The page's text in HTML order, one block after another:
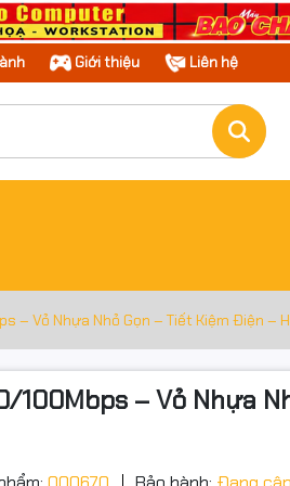
Giới thiệu Liên hệ
– Vỏ Nhựa Nhỏ Gọn – Tiết Kiệm Điện –
100Mbps – Vỏ Nhựa